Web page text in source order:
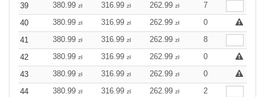
39
380.99 zł 316.99 zł 262.99 zł
7
40
380.99 zł 316.99 zł 262.99 zł
0
41
380.99 zł 316.99 zł 262.99 zł
8
42
380.99 zł 316.99 zł 262.99 zł
0
43
380.99 zł 316.99 zł 262.99 zł
0
44
380.99 zł 316.99 zł 262.99 zł
2